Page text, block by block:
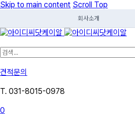
Skip to main content Scroll Top
회사소개
견적문의
T. 031-8015-0978
0